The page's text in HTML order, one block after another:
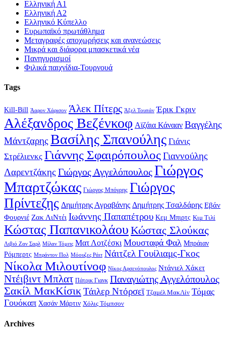
Ελληνική Α1
Ελληνική Α2
Ελληνικό Κύπελλο
Ευρωπαϊκό πρωτάθλημα
Μεταγραφές αποχωρήσεις και ανανεώσεις
Μικρά και διάφορα μπασκετικά νέα
Πανηγυρισμοί
Φιλικά παιχνίδια-Τουρνουά
Tags
Kill-Bill Άαρον Χάρισον Άλεκ Πίτερς Άξελ Τουπάν Έρικ Γκριν
Αλέξανδρος Βεζένκοφ Αϊζάια Κάνααν Βαγγέλης
Μάντζαρης Βασίλης Σπανούλης Γιάνις
Στρέλιενκς Γιάννης ΣφαιρόπουλοςΓιαννούλης
Λαρεντζάκης Γιώργος ΑγγελόπουλοςΓιώργος
Μπαρτζώκας Γιώργος Μπόγρης Γιώργος
Πρίντεζης Δημήτρης Αγραβάνης Δημήτρης Τσαλδάρης Εβάν
Φουρνιέ Ζακ ΛιΝτέι Ιωάννης Παπαπέτρου Κεμ Μπιρτς Κιμ Τιλί
Κώστας Παπανικολάου Κώστας Σλούκας
Λιβιό Ζαν Σαρλ Μίλαν Τόμιτς Ματ Λοτζέσκι Μουσταφά Φαλ Μπράιαν
Ρόμπερτς Μπράντον Πολ Μόουζες Ράιτ Νάιτζελ Γουίλιαμς-Γκος
Νίκολα Μιλουτίνοφ Νίκος Αρσενόπουλος Ντάνιελ Χάκετ
Ντέιβιντ Μπλατ Πάτρικ Γιανκ Παναγιώτης Αγγελόπουλος
Σακίλ ΜακΚίσικΤάιλερ Ντόρσεϊ Τζαμέλ ΜακΛίν Τόμας
Γουόκαπ Χασάν Μάρτιν Χόλις Τόμπσον
Archives